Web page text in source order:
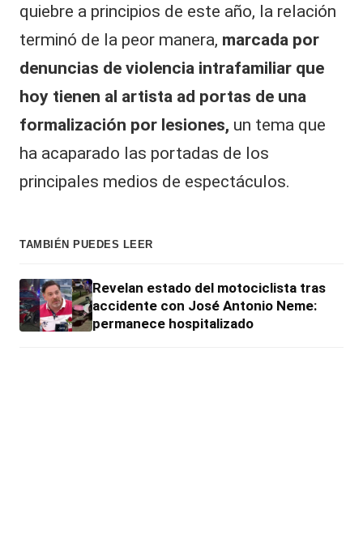
quiebre a principios de este año, la relación
terminó de la peor manera, marcada por
denuncias de violencia intrafamiliar que
hoy tienen al artista ad portas de una
formalización por lesiones, un tema que
ha acaparado las portadas de los
principales medios de espectáculos.
TAMBIÉN PUEDES LEER
Revelan estado del motociclista tras
accidente con José Antonio Neme:
permanece hospitalizado